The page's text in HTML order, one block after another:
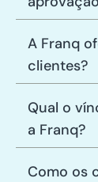
A Franq
clientes?
Qual o
a Franq?
Como os